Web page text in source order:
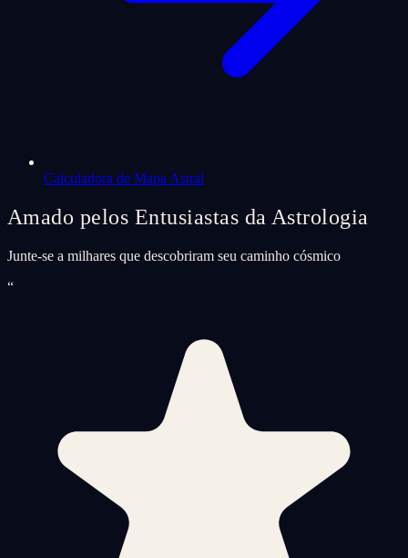
Calculadora de Mapa Astral
Amado pelos Entusiastas da Astrologia
Junte-se a milhares que descobriram seu caminho cósmico
“